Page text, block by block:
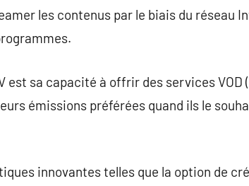
les contenus par le biais du réseau
est sa capacité à offrir des services VOD
émissions préférées quand ils le
innovantes telles que la option de